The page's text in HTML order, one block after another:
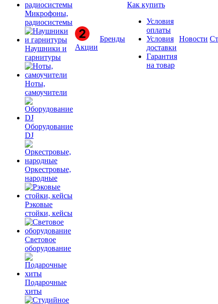
Микрофоны,
радиосистемы
Наушники и
гарнитуры
Ноты,
самоучители
Оборудование
DJ
Оркестровые,
народные
Рэковые
стойки, кейсы
Световое
оборудование
Подарочные
хиты
Акции
Бренды
Как купить
Условия
оплаты
Условия
доставки
Гарантия
на товар
Новости